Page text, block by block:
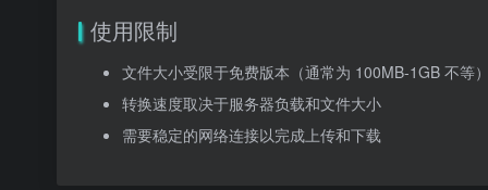
使用限制
文件大小受限于免费版本（通常为 100MB-1GB 不等
转换速度取决于服务器负载和文件大小
需要稳定的网络连接以完成上传和下载